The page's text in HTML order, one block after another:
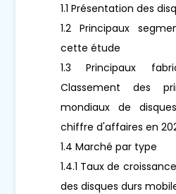
1.1 Présentation des
1.2 Principaux
cette étude
1.3 Principaux
Classement des
mondiaux de
chiffre d'affaires en
1.4 Marché par type
1.4.1 Taux de
des disques durs